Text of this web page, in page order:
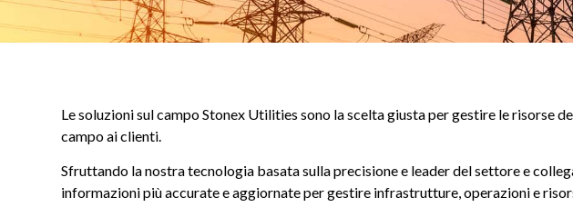
Le soluzioni sul campo Stonex Utilities sono la scelta giusta per gestire le risorse
campo ai clienti.
Sfruttando la nostra tecnologia basata sulla precisione e leader del settore e
informazioni più accurate e aggiornate per gestire infrastrutture, operazioni e